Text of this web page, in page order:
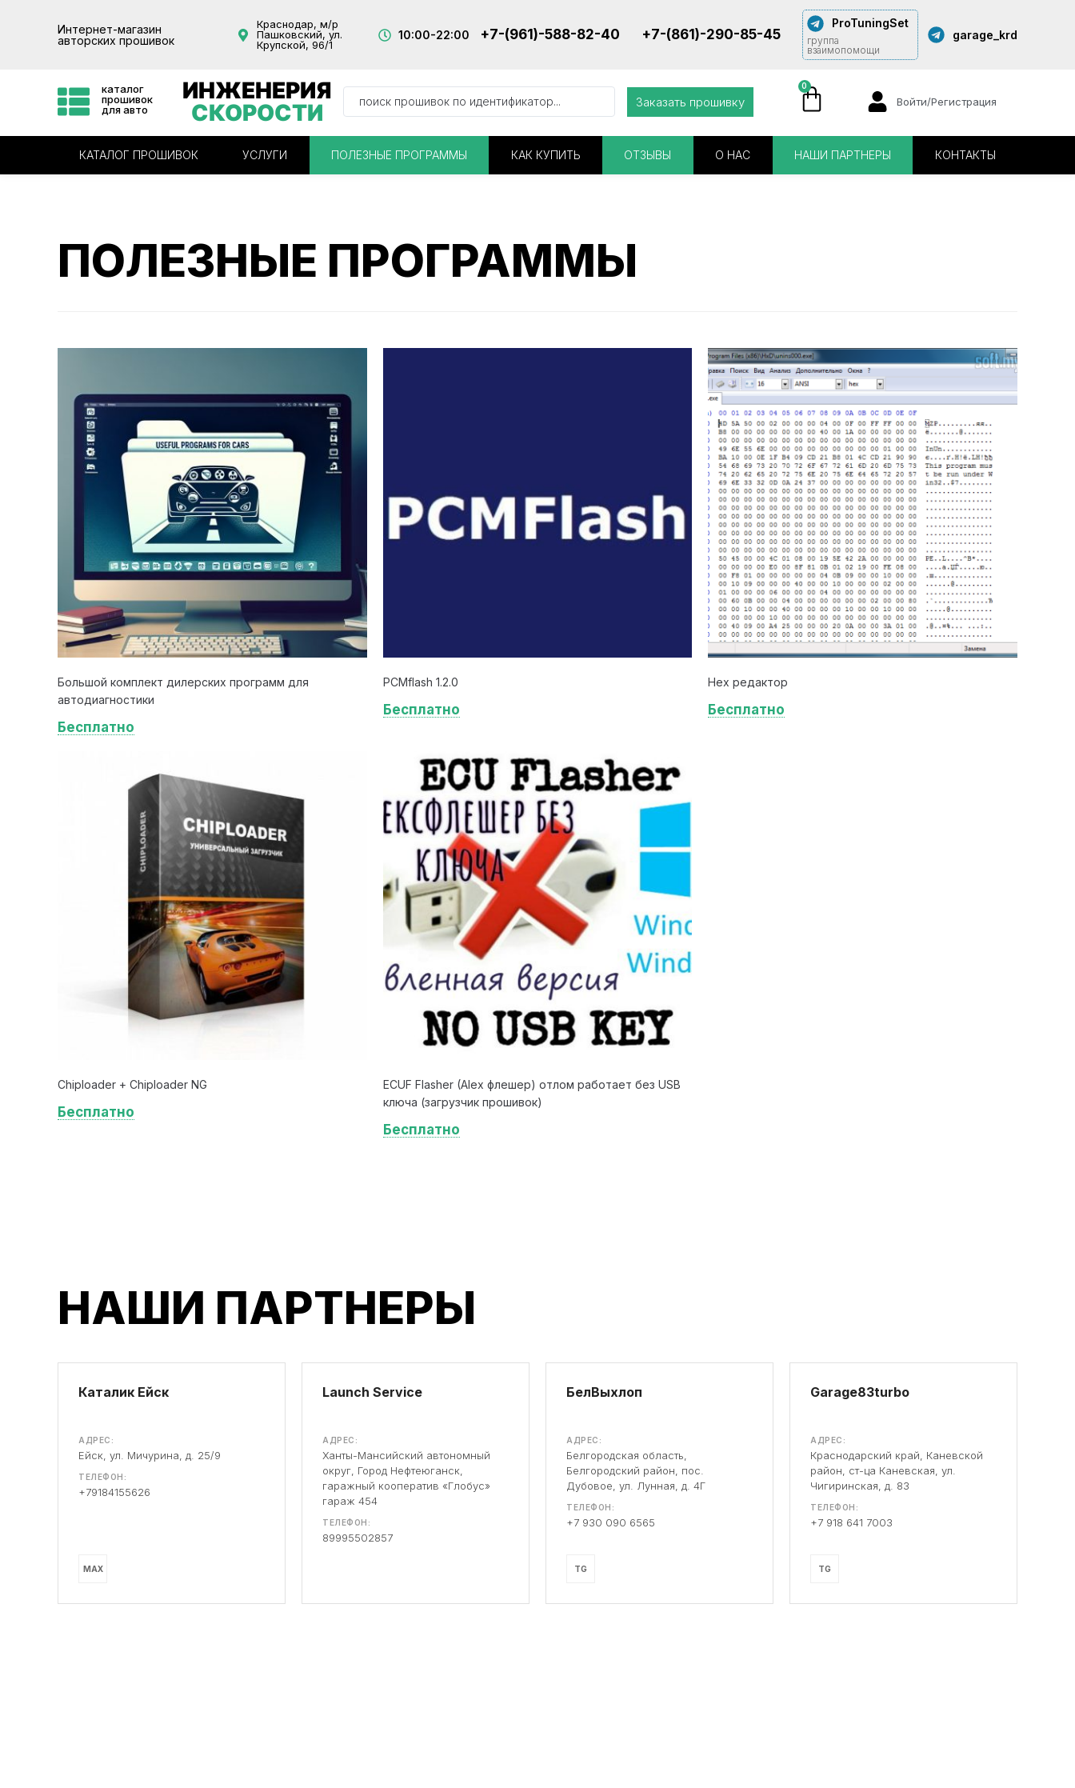
Интернет-магазин
авторских прошивок
Краснодар, м/р
Пашковский, ул.
Крупской, 96/1
10:00-22:00 +7-(961)-588-82-40 +7-(861)-290-85-45
ProTuningSet
группа
взаимопомощи
garage_krd
каталог
прошивок
для авто
ИНЖЕНЕРИЯ
СКОРОСТИ
Заказать прошивку
0
Войти/Регистрация
КАТАЛОГ ПРОШИВОК УСЛУГИ ПОЛЕЗНЫЕ ПРОГРАММЫ КАК КУПИТЬ ОТЗЫВЫ О НАС НАШИ ПАРТНЕРЫ КОНТАКТЫ
ПОЛЕЗНЫЕ ПРОГРАММЫ
Большой комплект дилерских программ для
автодиагностики
Бесплатно
PCMflash 1.2.0
Бесплатно
Hex редактор
Бесплатно
Chiploader + Chiploader NG
Бесплатно
ECUF Flasher (Alex флешер) отлом работает без USB
ключа (загрузчик прошивок)
Бесплатно
НАШИ ПАРТНЕРЫ
Каталик Ейск
АДРЕС:
Ейск, ул. Мичурина, д. 25/9
ТЕЛЕФОН:
+79184155626
MAX
Launch Service
АДРЕС:
Ханты-Мансийский автономный
округ, Город Нефтеюганск,
гаражный кооператив «Глобус»
гараж 454
ТЕЛЕФОН:
89995502857
БелВыхлоп
АДРЕС:
Белгородская область,
Белгородский район, пос.
Дубовое, ул. Лунная, д. 4Г
ТЕЛЕФОН:
+7 930 090 6565
TG
Garage83turbo
АДРЕС:
Краснодарский край, Каневской
район, ст-ца Каневская, ул.
Чигиринская, д. 83
ТЕЛЕФОН:
+7 918 641 7003
TG